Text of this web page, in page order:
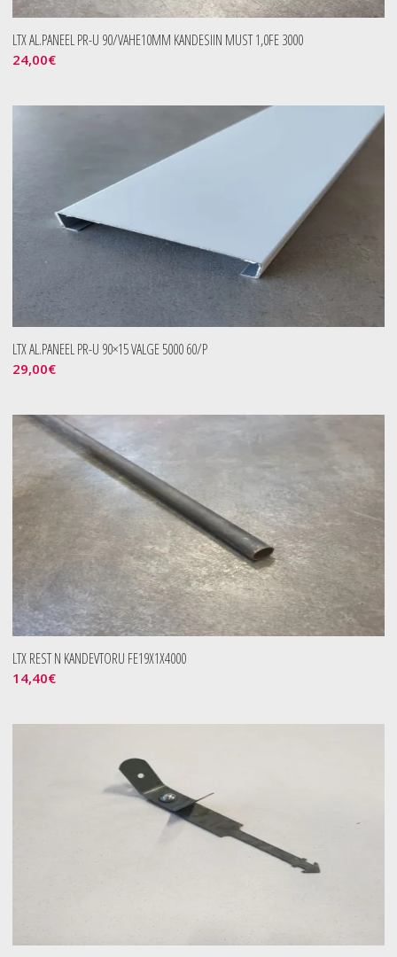
LTX AL.PANEEL PR-U 90/VAHE10MM KANDESIIN MUST 1,0FE 3000
24,00€
LTX AL.PANEEL PR-U 90×15 VALGE 5000 60/P
29,00€
LTX REST N KANDEVTORU FE19X1X4000
14,40€